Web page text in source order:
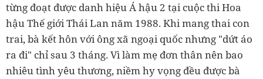
từng đoạt được danh hiệu Á hậu 2 tại cuộc thi Hoa
hậu Thế giới Thái Lan năm 1988. Khi mang thai con
trai, bà kết hôn với ông xã ngoại quốc nhưng "dứt áo
ra đi" chỉ sau 3 tháng. Vì làm mẹ đơn thân nên bao
nhiêu tình yêu thương, niềm hy vọng đều được bà